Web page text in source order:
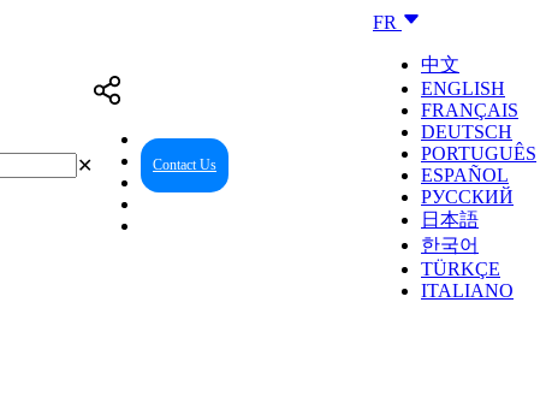
FR
中文
ENGLISH
FRANÇAIS
DEUTSCH
PORTUGUÊS
ESPAÑOL
РУССКИЙ
日本語
한국어
TÜRKÇE
ITALIANO
Contact Us
✕